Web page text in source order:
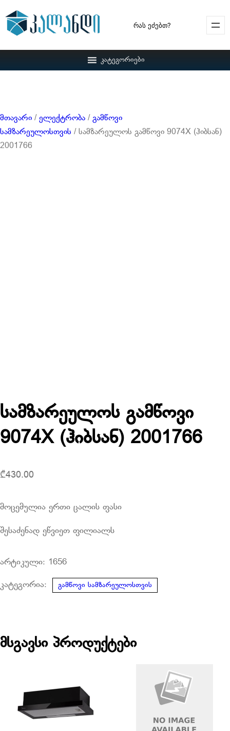
Search
კატეგორიები
მთავარი / ელექტრობა / გამწოვი
სამზარეულოსთვის / სამზარეულოს გამწოვი 9074X (ჰიბსან)
2001766
სამზარეულოს გამწოვი
9074X (ჰიბსან) 2001766
₾430.00
მოცემულია ერთი ცალის ფასი
შესაძენად ეწვიეთ ფილიალს
არტიკული: 1656
კატეგორია: გამწოვი სამზარეულოსთვის
მსგავსი პროდუქტები